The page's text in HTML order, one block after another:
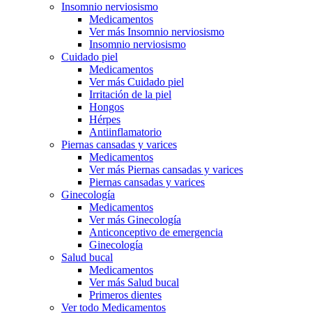
Insomnio nerviosismo
Medicamentos
Ver más Insomnio nerviosismo
Insomnio nerviosismo
Cuidado piel
Medicamentos
Ver más Cuidado piel
Irritación de la piel
Hongos
Hérpes
Antiinflamatorio
Piernas cansadas y varices
Medicamentos
Ver más Piernas cansadas y varices
Piernas cansadas y varices
Ginecología
Medicamentos
Ver más Ginecología
Anticonceptivo de emergencia
Ginecología
Salud bucal
Medicamentos
Ver más Salud bucal
Primeros dientes
Ver todo Medicamentos